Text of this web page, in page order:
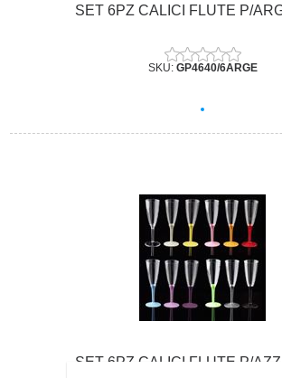
SET 6PZ CALICI FLUTE P/
SKU: GP4640/6ARGE
SET 6PZ CALICI FLUTE P/